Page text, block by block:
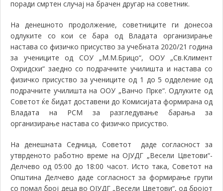
поради смртен случај на брачен другар на советник.
На денешното продолжение, советниците ги донесоа
одлуките со кои се бара од Владата организирање
настава со физичко присуство за учебната 2020/21 година
за учениците од СОУ „М.М.Брицо“, ООУ „Св.Климент
Охридски“ заедно со подрачните училишта и настава со
физичко присуство за учениците од 1 до 5 одделение од
подрачните училишта на ООУ „Ванчо Прке“. Одлуките од
Советот ќе бидат доставени до Комисијата формирана од
Владата на РСМ за разгледување барања за
организирање настава со физичко присуство.
На денешната Седница, Советот даде согласност за
утврденото работно време на ОЈУДГ „Весели Цветови“-
Делчево од 05:00 до 18:00 часот. Исто така, Советот на
Општина Делчево даде согласност за формирање групи
со помал број деца во ОЈУДГ „Весели Цветови“, од бројот